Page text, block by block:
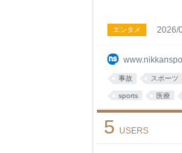
エンタメ 2026/
事故 スポーツ
sports 医療
5 USERS